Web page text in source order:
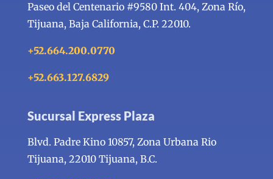
Paseo del Centenario #9580 Int. 404, Zona Río,
Tijuana, Baja California, C.P. 22010.
+52.664.200.0770
+52.663.127.6829
Sucursal Express Plaza
Blvd. Padre Kino 10857, Zona Urbana Rio
Tijuana, 22010 Tijuana, B.C.